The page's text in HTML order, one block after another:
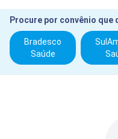
Procure por convênio que
Bradesco
Saúde